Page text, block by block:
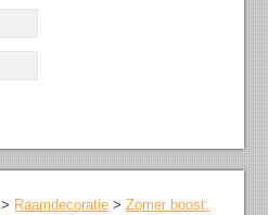
> Raamdecoratie >Zomer boost: